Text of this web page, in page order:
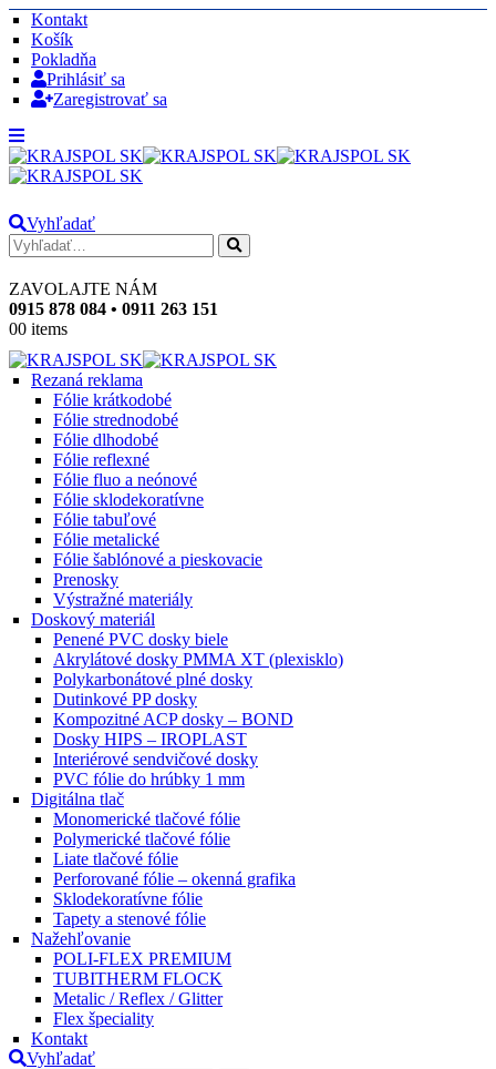
Kontakt
Košík
Pokladňa
Prihlásiť sa
Zaregistrovať sa
Vyhľadať
ZAVOLAJTE NÁM
0915 878 084 • 0911 263 151
00 items
Rezaná reklama
Fólie krátkodobé
Fólie strednodobé
Fólie dlhodobé
Fólie reflexné
Fólie fluo a neónové
Fólie sklodekoratívne
Fólie tabuľové
Fólie metalické
Fólie šablónové a pieskovacie
Prenosky
Výstražné materiály
Doskový materiál
Penené PVC dosky biele
Akrylátové dosky PMMA XT (plexisklo)
Polykarbonátové plné dosky
Dutinkové PP dosky
Kompozitné ACP dosky – BOND
Dosky HIPS – IROPLAST
Interiérové sendvičové dosky
PVC fólie do hrúbky 1 mm
Digitálna tlač
Monomerické tlačové fólie
Polymerické tlačové fólie
Liate tlačové fólie
Perforované fólie – okenná grafika
Sklodekoratívne fólie
Tapety a stenové fólie
Nažehľovanie
POLI-FLEX PREMIUM
TUBITHERM FLOCK
Metalic / Reflex / Glitter
Flex špeciality
Kontakt
Vyhľadať